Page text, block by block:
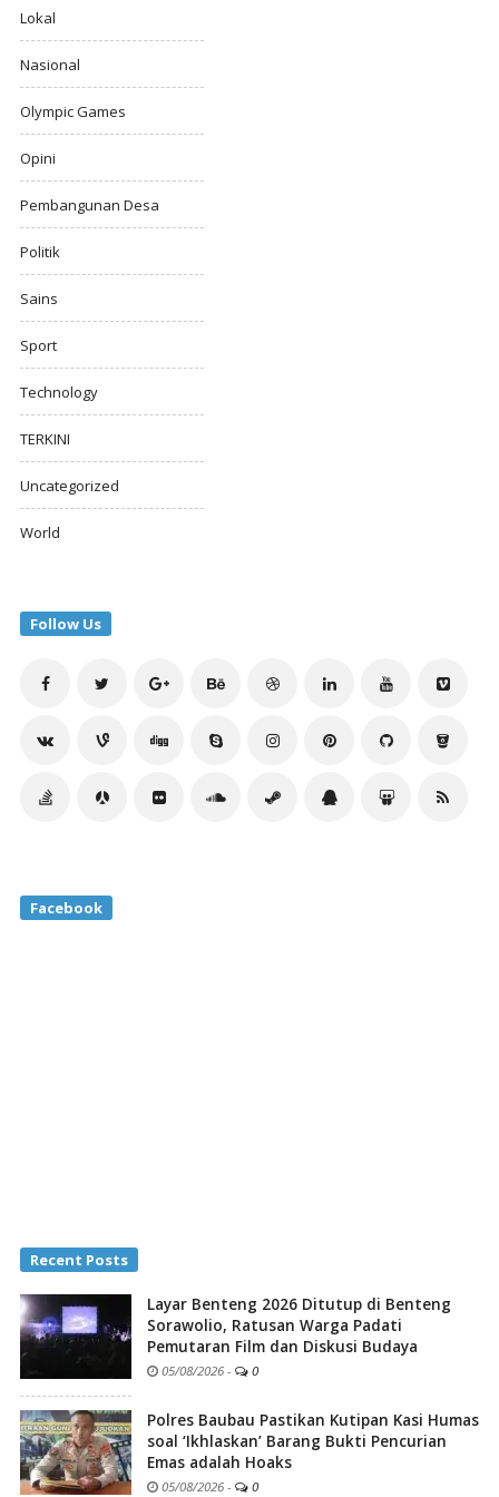
Lokal
Nasional
Olympic Games
Opini
Pembangunan Desa
Politik
Sains
Sport
Technology
TERKINI
Uncategorized
World
Follow Us
Facebook
Recent Posts
Layar Benteng 2026 Ditutup di Benteng
Sorawolio, Ratusan Warga Padati
Pemutaran Film dan Diskusi Budaya
05/08/2026 - 0
Polres Baubau Pastikan Kutipan Kasi Humas
soal ‘Ikhlaskan’ Barang Bukti Pencurian
Emas adalah Hoaks
05/08/2026 - 0